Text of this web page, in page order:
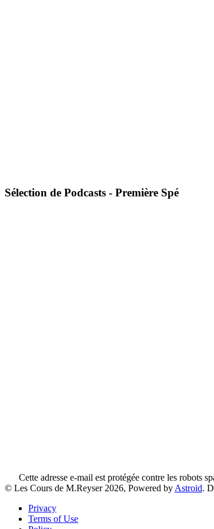
Sélection de Podcasts - Première Spé
Cette adresse e-mail est protégée contre les robots
© Les Cours de M.Reyser 2026, Powered by Astroid.
Privacy
Terms of Use